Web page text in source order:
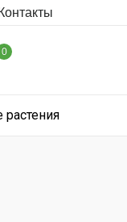
Контакты
0